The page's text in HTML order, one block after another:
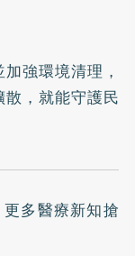
強環境清理，
，就能守護民
更多醫療新知搶